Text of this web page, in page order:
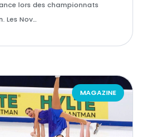
lors des championnats
Les Nov…
MAGAZINE